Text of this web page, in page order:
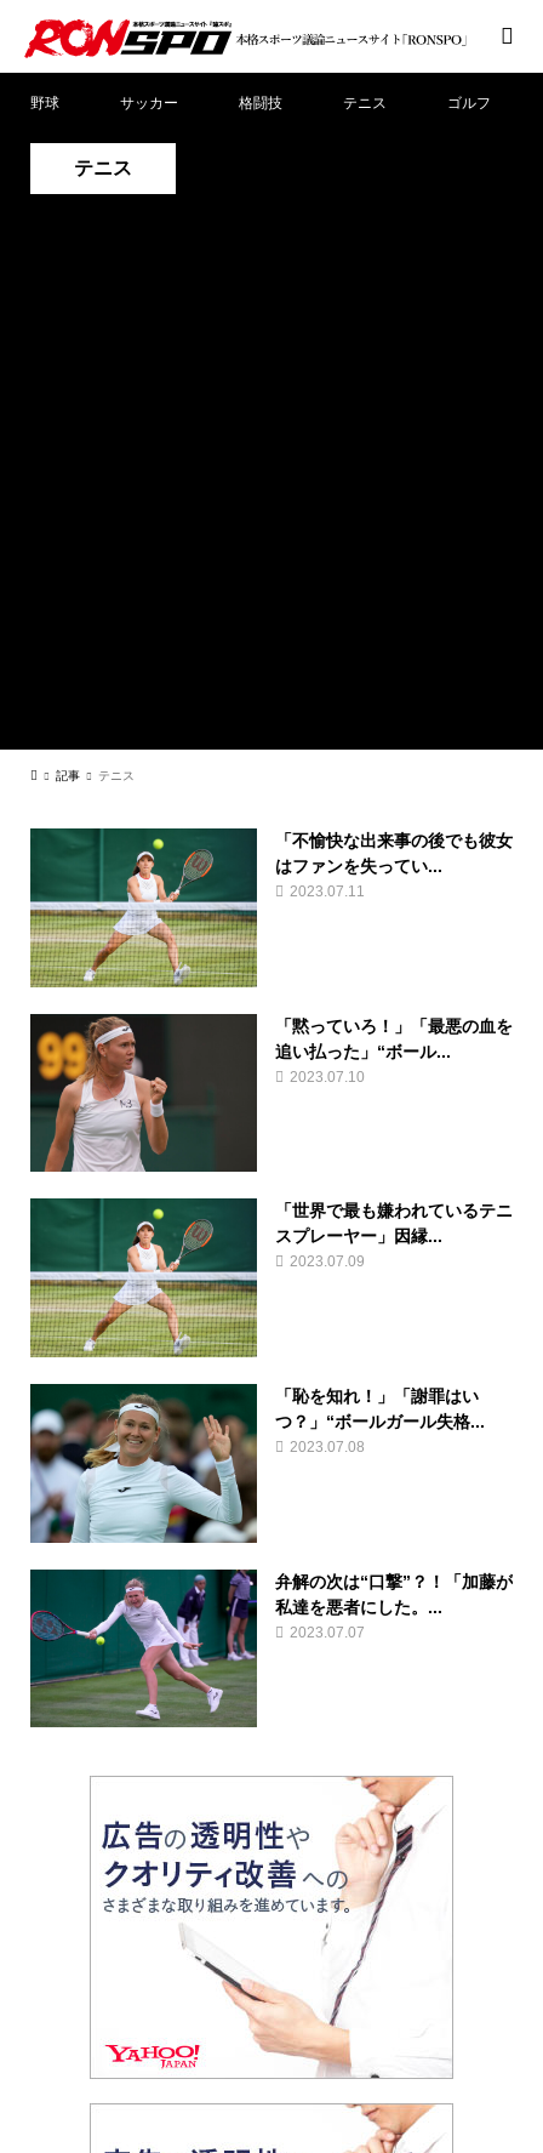
野球 サッカー 格闘技 テニス ゴルフ
テニス
記事 テニス
「不愉快な出来事の後でも彼女
はファンを失ってい...
2023.07.11
「黙っていろ！」「最悪の血を
追い払った」“ボール...
2023.07.10
「世界で最も嫌われているテニ
スプレーヤー」因縁...
2023.07.09
「恥を知れ！」「謝罪はい
つ？」“ボールガール失格...
2023.07.08
弁解の次は“口撃”？！「加藤が
私達を悪者にした。...
2023.07.07